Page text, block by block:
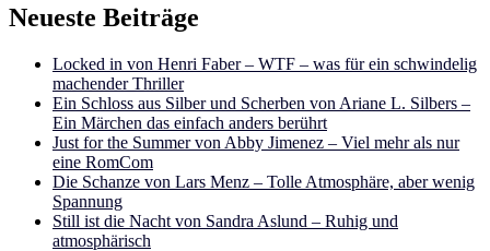
Neueste Beiträge
Locked in von Henri Faber – WTF – was für ein schwindelig
machender Thriller
Ein Schloss aus Silber und Scherben von Ariane L. Silbers –
Ein Märchen das einfach anders berührt
Just for the Summer von Abby Jimenez – Viel mehr als nur
eine RomCom
Die Schanze von Lars Menz – Tolle Atmosphäre, aber wenig
Spannung
Still ist die Nacht von Sandra Aslund – Ruhig und
atmosphärisch